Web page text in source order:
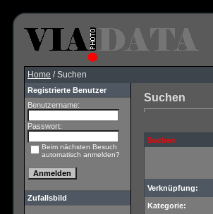
Home / Suchen
Registrierte Benutzer
Benutzername:
Passwort:
Beim nächsten Besuch
automatisch anmelden?
Zufallsbild
Suchen
Suchen
Verknüpfung:
Kategorie: